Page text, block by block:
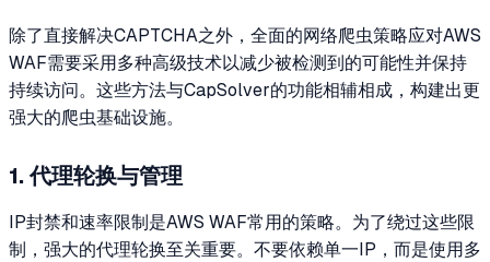
除了直接解决CAPTCHA之外，全面的网络爬虫策略应对AWS
WAF需要采用多种高级技术以减少被检测到的可能性并保持
持续访问。这些方法与CapSolver的功能相辅相成，构建出更
强大的爬虫基础设施。
1. 代理轮换与管理
IP封禁和速率限制是AWS WAF常用的策略。为了绕过这些限
制，强大的代理轮换至关重要。不要依赖单一IP，而是使用多